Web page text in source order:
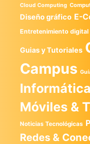
Cloud Computing
Diseño gráfico E-
Entretenimiento digital
Guias y Tutoriales
Campus
Informática
Móviles &
Noticias Tecnológicas
Redes &